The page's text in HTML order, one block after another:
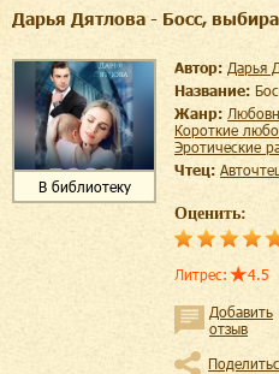
Дарья Дятлова - Босс,
В библиотеку
Автор: Дарья
Название:
Жанр:
короткие
эротические
Чтец:
Оценить:
Литрес: 4.5
Добавить
отзыв